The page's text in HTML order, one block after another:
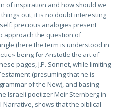
of inspiration and how should we
out, it is no doubt interesting
precious analogies present
approach the question of
(here the term is understood in
» being for Aristotle the art of
pages, J.P. Sonnet, while limiting
(presuming that he is
of the New), and basing
Israeli poetizer Meir Sternberg in
Narrative, shows that the biblical